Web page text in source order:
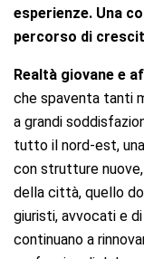
esperienze. Una
percorso di
Realtà giovane e
che spaventa tanti
a grandi
tutto il nord-est,
con strutture
della città, quello
giuristi, avvocati e
continuano a